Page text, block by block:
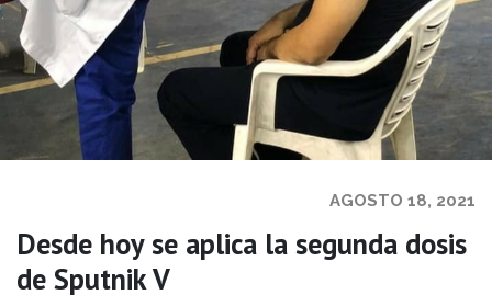
AGOSTO 18, 2021
Desde hoy se aplica la segunda dosis
de Sputnik V